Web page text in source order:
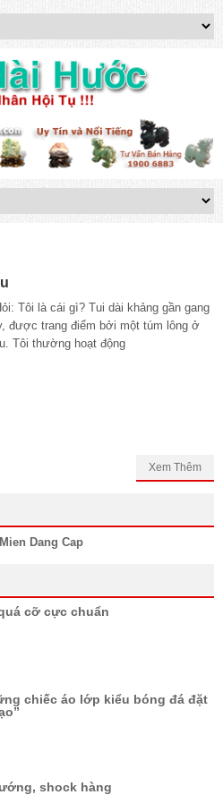
Tôi là cái gì? Tui dài khảng gần gang
được trang điểm bởi một túm lông ở
Tôi thường hoạt động
Xem Thêm
cỡ cực chuẩn
chiếc áo lớp kiểu bóng đá đặt
shock hàng